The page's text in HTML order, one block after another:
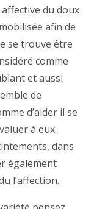
du doux
afin de
se trouve être
comme
et aussi
de
d’aider il se
à eux
dans
également
l’affection.